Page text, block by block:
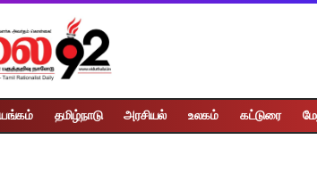
தமிழ்நாடு அரசியல் உலகம் கட்டுரை